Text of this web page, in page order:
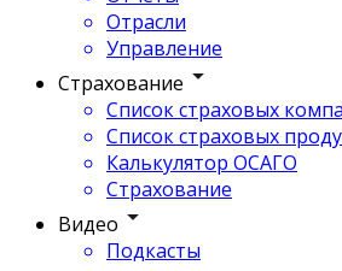
Отрасли
Управление
Страхование
Список страховых
Список страховых
Калькулятор ОСАГО
Страхование
Видео
Подкасты